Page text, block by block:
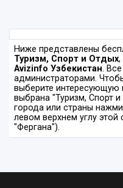
Ниже представлены
Туризм, Спорт и Отдых,
Avizinfo Узбекистан.
администраторами.
выберите интересующую
выбрана "Туризм, Спорт
города или страны
левом верхнем углу
"Фергана").